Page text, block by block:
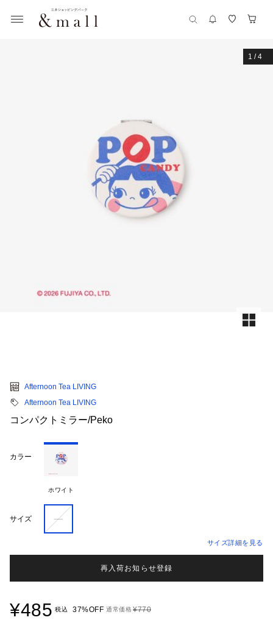
1 /4
Afternoon Tea LIVING
Afternoon Tea LIVING
コンパクトミラー/Peko
カラー
ホワイト
サイズ ―
サイズ詳細を見る
再入荷お知らせ登録
¥485 税込 37%OFF 通常価格¥770